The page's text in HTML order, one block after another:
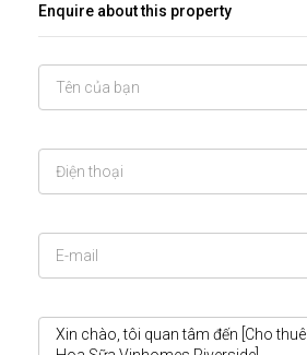
Enquire about this property